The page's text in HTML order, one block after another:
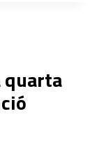
quarta